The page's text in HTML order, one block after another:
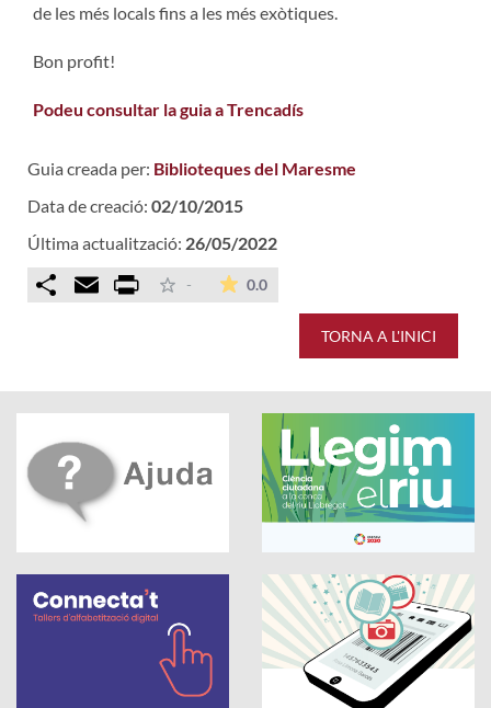
de les més locals fins a les més exòtiques.
Bon profit!
Podeu consultar la guia a Trencadís
Guia creada per: Biblioteques del Maresme
Data de creació: 02/10/2015
Última actualització: 26/05/2022
Comparteix
Email Print - 0.0La mitjana de les valoracions
TORNA A L'INICI